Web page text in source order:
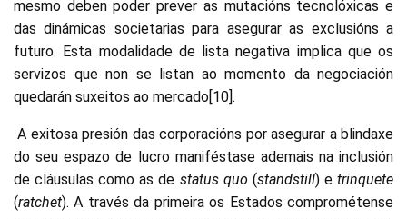
mesmo deben poder prever as mutacións tecnolóxicas e
das dinámicas societarias para asegurar as exclusións a
futuro. Esta modalidade de lista negativa implica que os
servizos que non se listan ao momento da negociación
quedarán suxeitos ao mercado[10].
A exitosa presión das corporacións por asegurar a blindaxe
do seu espazo de lucro maniféstase ademais na inclusión
de cláusulas como as de status quo (standstill) etrinquete
(ratchet). A través da primeira os Estados comprométense